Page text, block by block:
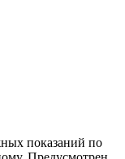
показаний по